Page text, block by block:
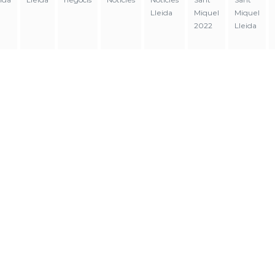
Lleida
Miquel
2022
Miquel
Lleida